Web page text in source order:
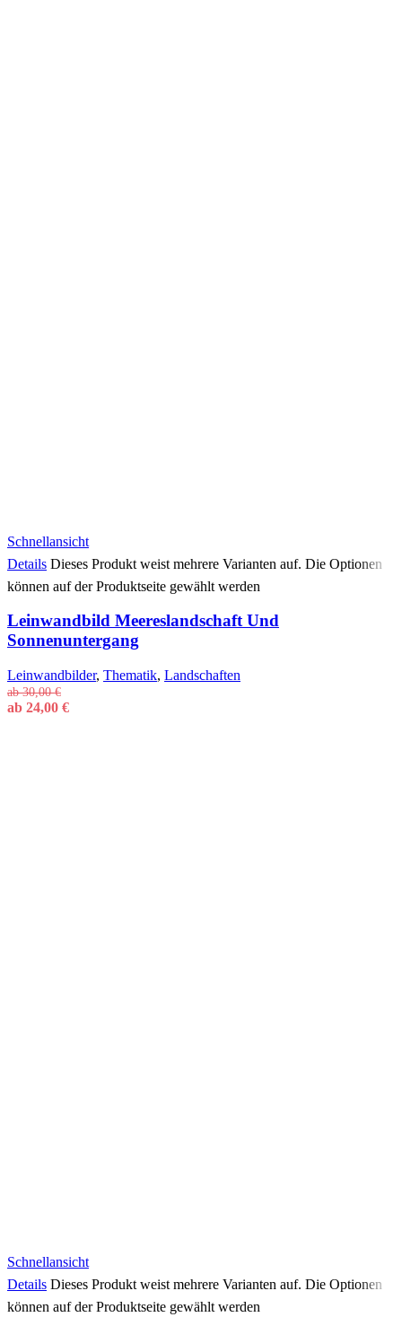
Schnellansicht
Details Dieses Produkt weist mehrere Varianten auf. Die Optionen
können auf der Produktseite gewählt werden
Leinwandbild Meereslandschaft Und
Sonnenuntergang
Leinwandbilder, Thematik, Landschaften
ab30,00€
ab 24,00 €
Schnellansicht
Details Dieses Produkt weist mehrere Varianten auf. Die Optionen
können auf der Produktseite gewählt werden